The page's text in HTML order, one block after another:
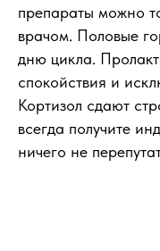
препараты можно
врачом. Половые
дню цикла.
спокойствия и
Кортизол сдают
всегда получите
ничего не